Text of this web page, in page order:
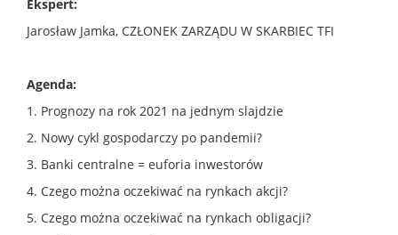
Ekspert:
Jarosław Jamka, CZŁONEK ZARZĄDU W SKARBIEC TFI
Agenda:
1. Prognozy na rok 2021 na jednym slajdzie
2. Nowy cykl gospodarczy po pandemii?
3. Banki centralne = euforia inwestorów
4. Czego można oczekiwać na rynkach akcji?
5. Czego można oczekiwać na rynkach obligacji?